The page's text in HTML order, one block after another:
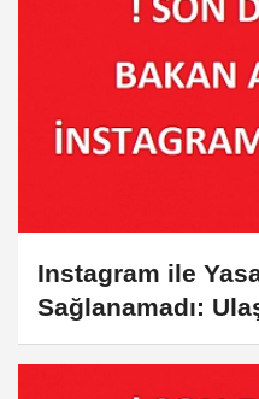
Instagram ile
Sağlanamadı:
Uraloğlu'ndan